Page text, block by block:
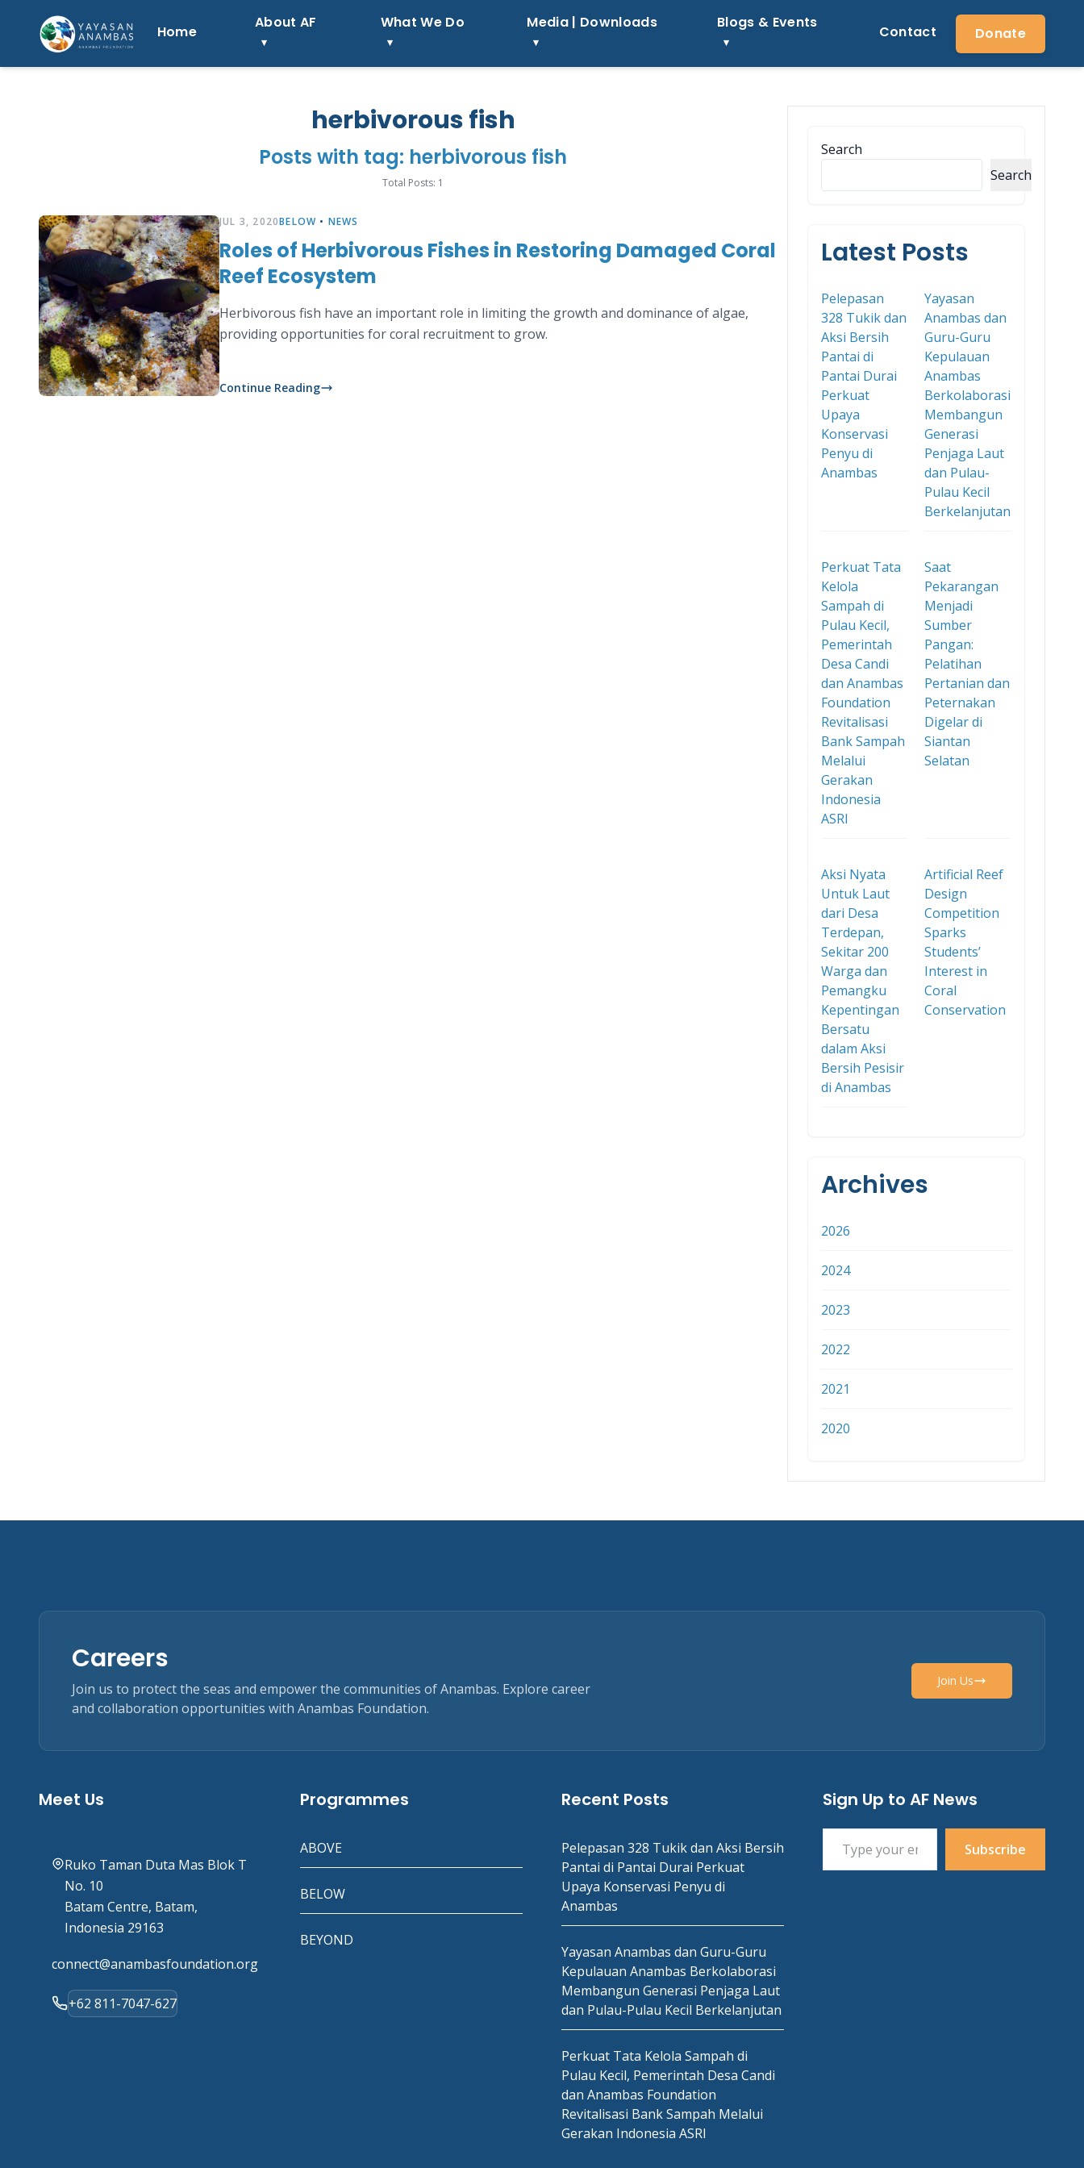
content
Home
About AF What We Do Media | Downloads Blogs & Events
Contact Donate
herbivorous fish
Posts with tag: herbivorous fish
Total Posts: 1
JUL 3, 2020BELOW • NEWS
Roles of Herbivorous Fishes in Restoring Damaged Coral
Reef Ecosystem
Herbivorous fish have an important role in limiting the growth and dominance of algae,
providing opportunities for coral recruitment to grow.
Continue Reading
Search
Search
Latest Posts
Pelepasan
328 Tukik dan
Aksi Bersih
Pantai di
Pantai Durai
Perkuat
Upaya
Konservasi
Penyu di
Anambas
Yayasan
Anambas dan
Guru-Guru
Kepulauan
Anambas
Berkolaborasi
Membangun
Generasi
Penjaga Laut
dan Pulau-
Pulau Kecil
Berkelanjutan
Perkuat Tata
Kelola
Sampah di
Pulau Kecil,
Pemerintah
Desa Candi
dan Anambas
Foundation
Revitalisasi
Bank Sampah
Melalui
Gerakan
Indonesia
ASRI
Saat
Pekarangan
Menjadi
Sumber
Pangan:
Pelatihan
Pertanian dan
Peternakan
Digelar di
Siantan
Selatan
Aksi Nyata
Untuk Laut
dari Desa
Terdepan,
Sekitar 200
Warga dan
Pemangku
Kepentingan
Bersatu
dalam Aksi
Bersih Pesisir
di Anambas
Artificial Reef
Design
Competition
Sparks
Students’
Interest in
Coral
Conservation
Archives
2026
2024
2023
2022
2021
2020
Careers
Join us to protect the seas and empower the communities of Anambas. Explore career
and collaboration opportunities with Anambas Foundation.
Join Us
Meet Us
Ruko Taman Duta Mas Blok T
No. 10
Batam Centre, Batam,
Indonesia 29163
connect@anambasfoundation.org
+62 811-7047-627
Programmes
ABOVE
BELOW
BEYOND
Recent Posts
Pelepasan 328 Tukik dan Aksi Bersih
Pantai di Pantai Durai Perkuat
Upaya Konservasi Penyu di
Anambas
Yayasan Anambas dan Guru-Guru
Kepulauan Anambas Berkolaborasi
Membangun Generasi Penjaga Laut
dan Pulau-Pulau Kecil Berkelanjutan
Perkuat Tata Kelola Sampah di
Pulau Kecil, Pemerintah Desa Candi
dan Anambas Foundation
Revitalisasi Bank Sampah Melalui
Gerakan Indonesia ASRI
Sign Up to AF News
Type your email…
Subscribe